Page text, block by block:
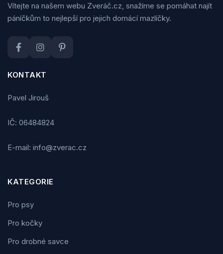
Vítejte na našem webu Zveráč.cz, snažíme se pomáhat najít
páníčkům to nejlepší pro jejich domácí mazlíčky.
KONTAKT
Pavel Jirouš
IČ: 06484824
E-mail: info@zverac.cz
KATEGORIE
Pro psy
Pro kočky
Pro drobné savce